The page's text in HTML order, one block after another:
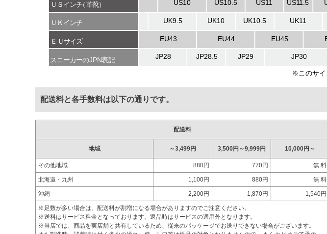
配送料と各手数料は以下の通りです。
配送料
地域 ～3,499円 3,500円～9,999円 10,000円～
その他地域 880円 770円 無 料
北海道・九州 1,100円 880円 無 料
沖縄 2,200円 1,870円 1,540円
※足数が多い場合は、配送料が割増になる場合がありますのでご注意ください。
※送料はサービス料金となっております。返品時はサービスの適用外となります。
※当店では、商品を実店舗と共有しているため、従来のパッケージでお送りできない場合がございます。